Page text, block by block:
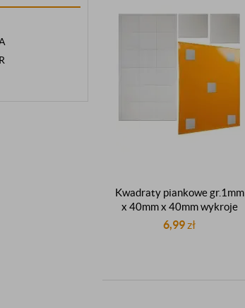
Kwadraty piankowe gr.1mm
x 40mm x 40mm wykroje
samoprzylepne klejące
6,99zł